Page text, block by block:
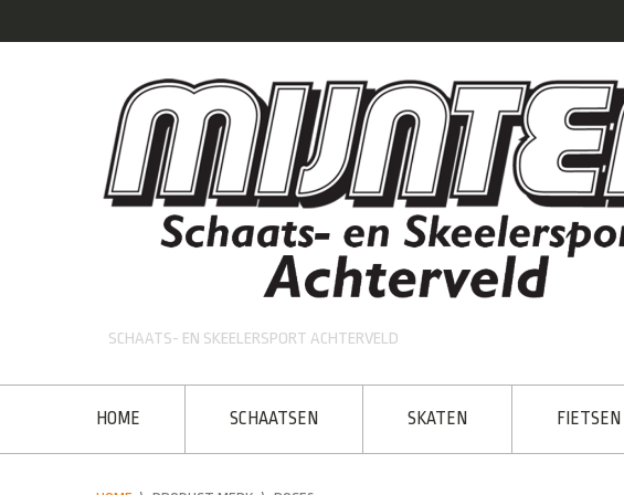
SCHAATS- EN SKEELERSPORT ACHTERVELD
HOME SCHAATSEN SKATEN FIETSEN